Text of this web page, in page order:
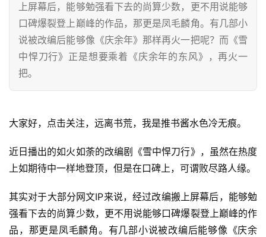
上屏幕后，能够勉强看下去的尚算少数，更不用说能够
口碑爆裂登上巅峰的作品，那更是凤毛麟角。有几部小
说被改编后能够像《庆余年》那样再火一把呢？而《雪
中悍刀行》正是想要乘着《庆余年的东风》，再火一
把。
大家好，点击关注，远离书荒，我是推书酱水色冷无痕。
近日播出的如火如荼的改编剧《雪中悍刀行》，虽然在热度
上如期待中一样地登顶，但是在口碑上，可谓败尽路人缘。
其实对于大部分网文IP来说，经过改编搬上屏幕后，能够勉
强看下去的尚算少数，更不用说能够口碑爆裂登上巅峰的作
品，那更是凤毛麟角。有几部小说被改编后能够像《庆余